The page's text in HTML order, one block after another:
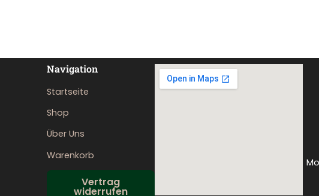
Navigation
Startseite
Shop
Über Uns
Warenkorb
Vertrag
widerrufen